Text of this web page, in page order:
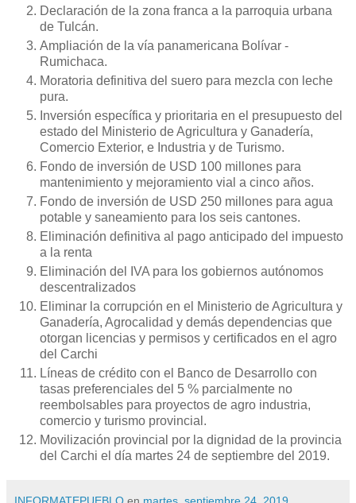
Declaración de la zona franca a la parroquia urbana
de Tulcán.
Ampliación de la vía panamericana Bolívar -
Rumichaca.
Moratoria definitiva del suero para mezcla con leche
pura.
Inversión específica y prioritaria en el presupuesto del
estado del Ministerio de Agricultura y Ganadería,
Comercio Exterior, e Industria y de Turismo.
Fondo de inversión de USD 100 millones para
mantenimiento y mejoramiento vial a cinco años.
Fondo de inversión de USD 250 millones para agua
potable y saneamiento para los seis cantones.
Eliminación definitiva al pago anticipado del impuesto
a la renta
Eliminación del IVA para los gobiernos autónomos
descentralizados
Eliminar la corrupción en el Ministerio de Agricultura y
Ganadería, Agrocalidad y demás dependencias que
otorgan licencias y permisos y certificados en el agro
del Carchi
Líneas de crédito con el Banco de Desarrollo con
tasas preferenciales del 5 % parcialmente no
reembolsables para proyectos de agro industria,
comercio y turismo provincial.
Movilización provincial por la dignidad de la provincia
del Carchi el día martes 24 de septiembre del 2019.